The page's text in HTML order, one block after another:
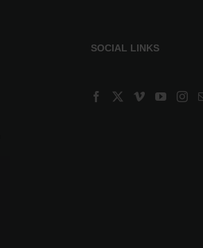
SOCIAL LINKS